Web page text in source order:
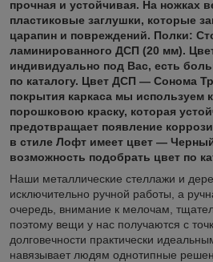
прочная и устойчивая. На ножках
пластиковые заглушки, которые
царапин и повреждений. Полки:
ламинированного ДСП (20 мм).
индивидуально под Вас, есть
по каталогу. Цвет ДСП — Сонома
покрытия каркаса мы используем
порошковою краску, которая
предотвращает появление
в стиле Лофт имеет цвет —
возможность подобрать цвет по
Наши металлические стеллажи и
исключительно ручной работы, а
очередь, внимание к мелочам,
поэтому вещи у нас получаются с
долговечности практически
навязывает людям однотипные